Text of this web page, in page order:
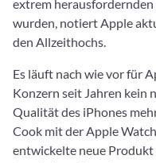
extrem
wurden, notiert Apple
den Allzeithochs.
Es läuft nach wie vor für
Konzern seit Jahren kein
Qualität des iPhones
Cook mit der Apple
entwickelte neue Produkt